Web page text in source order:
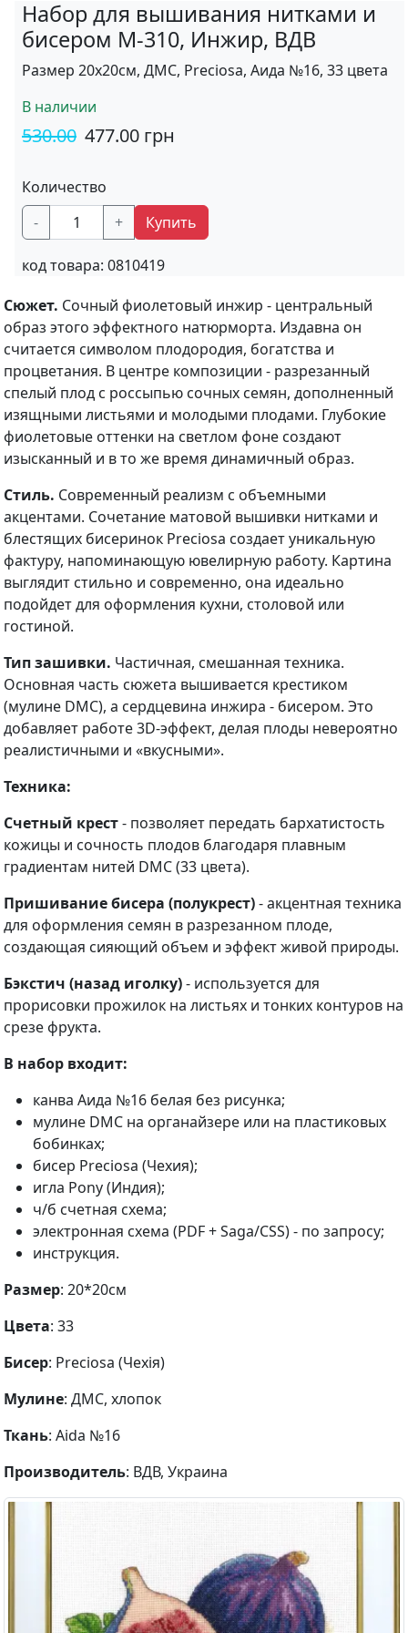
Набор для вышивания нитками и
бисером М-310, Инжир, ВДВ
Размер 20х20см, ДМС, Preciosa, Аида №16, 33 цвета
В наличии
530.00 477.00 грн
Количество
-
+ Купить
код товара: 0810419
Сюжет. Сочный фиолетовый инжир - центральный
образ этого эффектного натюрморта. Издавна он
считается символом плодородия, богатства и
процветания. В центре композиции - разрезанный
спелый плод с россыпью сочных семян, дополненный
изящными листьями и молодыми плодами. Глубокие
фиолетовые оттенки на светлом фоне создают
изысканный и в то же время динамичный образ.
Стиль. Современный реализм с объемными
акцентами. Сочетание матовой вышивки нитками и
блестящих бисеринок Preciosa создает уникальную
фактуру, напоминающую ювелирную работу. Картина
выглядит стильно и современно, она идеально
подойдет для оформления кухни, столовой или
гостиной.
Тип зашивки. Частичная, смешанная техника.
Основная часть сюжета вышивается крестиком
(мулине DMC), а сердцевина инжира - бисером. Это
добавляет работе 3D-эффект, делая плоды невероятно
реалистичными и «вкусными».
Техника:
Счетный крест- позволяет передать бархатистость
кожицы и сочность плодов благодаря плавным
градиентам нитей DMC (33 цвета).
Пришивание бисера (полукрест)- акцентная техника
для оформления семян в разрезанном плоде,
создающая сияющий объем и эффект живой природы.
Бэкстич (назад иголку)- используется для
прорисовки прожилок на листьях и тонких контуров на
срезе фрукта.
В набор входит:
канва Аида №16 белая без рисунка;
мулине DMC на органайзере или на пластиковых
бобинках;
бисер Preciosa (Чехия);
игла Pony (Индия);
ч/б счетная схема;
электронная схема (PDF + Saga/CSS) - по запросу;
инструкция.
Размер: 20*20см
Цвета: 33
Бисер: Preciosa (Чехія)
Мулине: ДМС, хлопок
Ткань: Aida №16
Производитель: ВДВ, Украина